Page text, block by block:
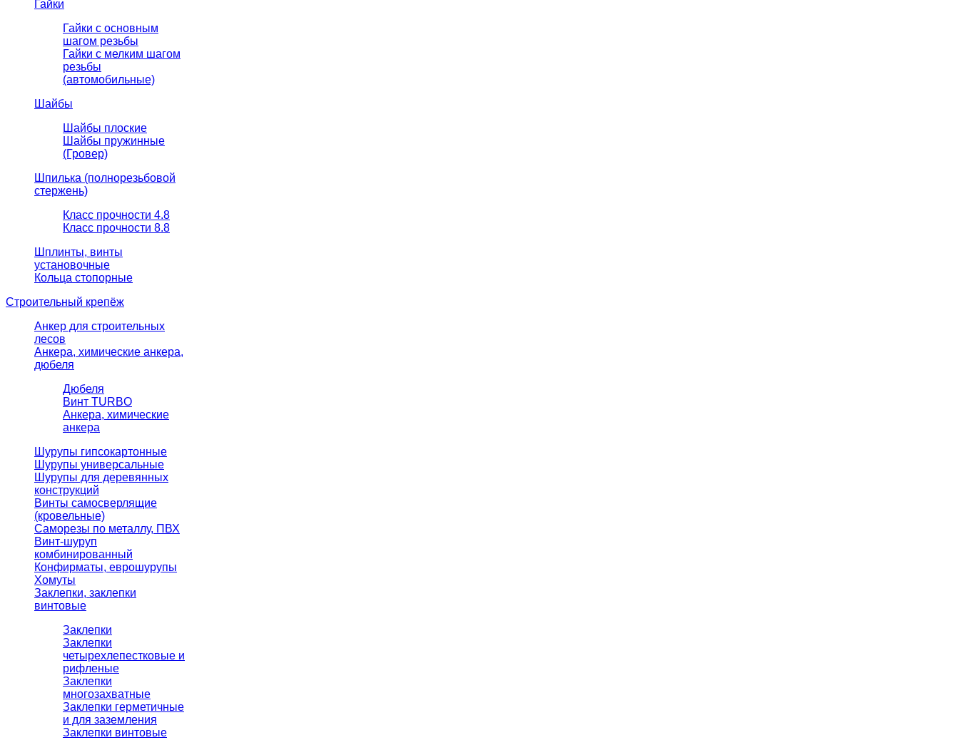
Гайки
Гайки с основным
шагом резьбы
Гайки с мелким шагом
резьбы
(автомобильные)
Шайбы
Шайбы плоские
Шайбы пружинные
(Гровер)
Шпилька (полнорезьбовой
стержень)
Класс прочности 4.8
Класс прочности 8.8
Шплинты, винты
установочные
Кольца стопорные
Строительный крепёж
Анкер для строительных
лесов
Анкера, химические анкера,
дюбеля
Дюбеля
Винт TURBO
Анкера, химические
анкера
Шурупы гипсокартонные
Шурупы универсальные
Шурупы для деревянных
конструкций
Винты самосверлящие
(кровельные)
Саморезы по металлу, ПВХ
Винт-шуруп
комбинированный
Конфирматы, еврошурупы
Хомуты
Заклепки, заклепки
винтовые
Заклепки
Заклепки
четырехлепестковые и
рифленые
Заклепки
многозахватные
Заклепки герметичные
и для заземления
Заклепки винтовые